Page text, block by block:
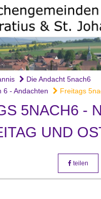
Die Andacht 5nach6
6 - Andachten
Freitags
5NACH6 -
UND
teilen